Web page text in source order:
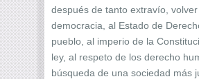
después de tanto extravío, volver
democracia, al Estado de
pueblo, al imperio de la
ley, al respeto de los derecho
búsqueda de una sociedad más